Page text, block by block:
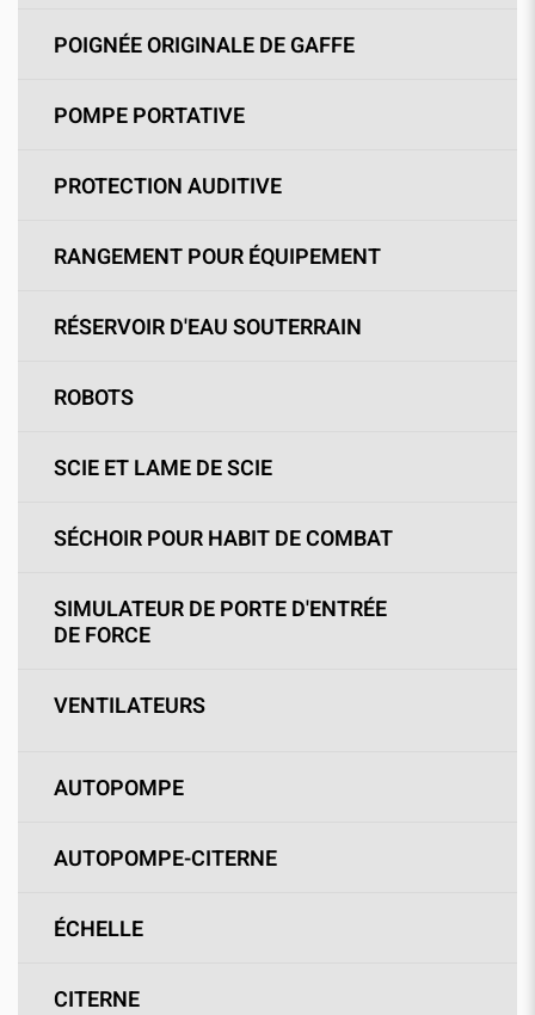
POIGNÉE ORIGINALE DE GAFFE
POMPE PORTATIVE
PROTECTION AUDITIVE
RANGEMENT POUR ÉQUIPEMENT
RÉSERVOIR D'EAU SOUTERRAIN
ROBOTS
SCIE ET LAME DE SCIE
SÉCHOIR POUR HABIT DE COMBAT
SIMULATEUR DE PORTE D'ENTRÉE
DE FORCE
VENTILATEURS
AUTOPOMPE
AUTOPOMPE-CITERNE
ÉCHELLE
CITERNE